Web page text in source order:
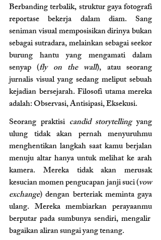
Berbanding terbalik, struktur gaya fotografi
reportase bekerja dalam diam. Sang
seniman visual memposisikan dirinya bukan
sebagai sutradara, melainkan sebagai seekor
burung hantu yang mengamati dalam
senyap (fly on the wall), atau seorang
jurnalis visual yang sedang meliput sebuah
kejadian bersejarah. Filosofi utama mereka
adalah: Observasi, Antisipasi, Eksekusi.
Seorang praktisi candid storytelling yang
ulung tidak akan pernah menyuruhmu
menghentikan langkah saat kamu berjalan
menuju altar hanya untuk melihat ke arah
kamera. Mereka tidak akan merusak
kesucian momen pengucapan janji suci (vow
exchange) dengan berteriak meminta gaya
ulang. Mereka membiarkan perayaanmu
berputar pada sumbunya sendiri, mengalir
bagaikan aliran sungai yang tenang.